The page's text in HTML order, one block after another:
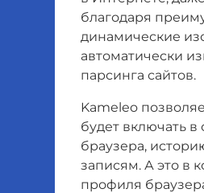
благодаря
динамические
автоматически
парсинга сайтов.
Kameleo
будет включать
браузера,
записям. А это в
профиля